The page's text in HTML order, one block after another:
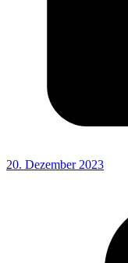
20. Dezember 2023